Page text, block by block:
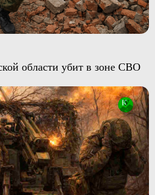
области убит в зоне СВО